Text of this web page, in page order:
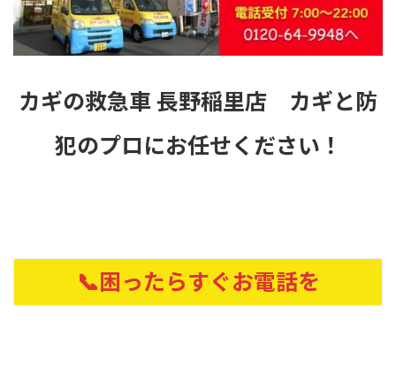
カギの救急車 長野稲里店 カギと防
犯のプロにお任せください！
📞困ったらすぐお電話を